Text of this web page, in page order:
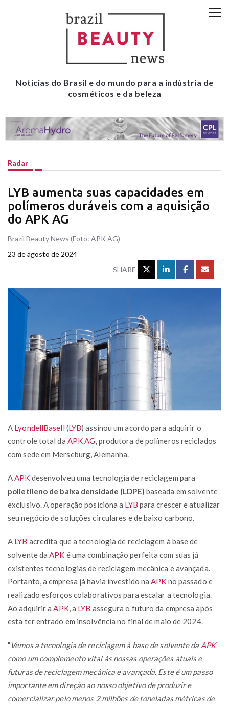
Notícias do Brasil e do mundo para a indústria de
cosméticos e da beleza
Radar
LYB aumenta suas capacidades em
polímeros duráveis com a aquisição
do APK AG
Brazil Beauty News (Foto: APK AG)
23 de agosto de 2024
SHARE
A LyondellBasell (LYB) assinou um acordo para adquirir o
controle total da APK AG , produtora de polímeros reciclados
com sede em Merseburg, Alemanha.
A APK desenvolveu uma tecnologia de reciclagem para
polietileno de baixa densidade (LDPE) baseada em solvente
exclusivo. A operação posiciona a LYB para crescer e atualizar
seu negócio de soluções circulares e de baixo carbono.
A LYB acredita que a tecnologia de reciclagem à base de
solvente da APK é uma combinação perfeita com suas já
existentes tecnologias de reciclagem mecânica e avançada.
Portanto, a empresa já havia investido na APK no passado e
realizado esforços colaborativos para escalar a tecnologia.
Ao adquirir a APK, a LYB assegura o futuro da empresa após
esta ter entrado em insolvência no final de maio de 2024.
"Vemos a tecnologia de reciclagem à base de solvente da APK
como um complemento vital às nossas operações atuais e
futuras de reciclagem mecânica e avançada. Este é um passo
importante em direção ao nosso objetivo de produzir e
comercializar pelo menos 2 milhões de toneladas métricas de